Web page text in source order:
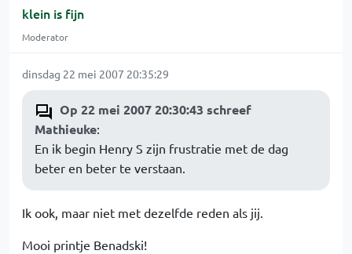
klein is fijn
Moderator
dinsdag 22 mei 2007 20:35:29
Op 22 mei 2007 20:30:43 schreef
Mathieuke:
En ik begin Henry S zijn frustratie met de dag
beter en beter te verstaan.
Ik ook, maar niet met dezelfde reden als jij.
Mooi printje Benadski!